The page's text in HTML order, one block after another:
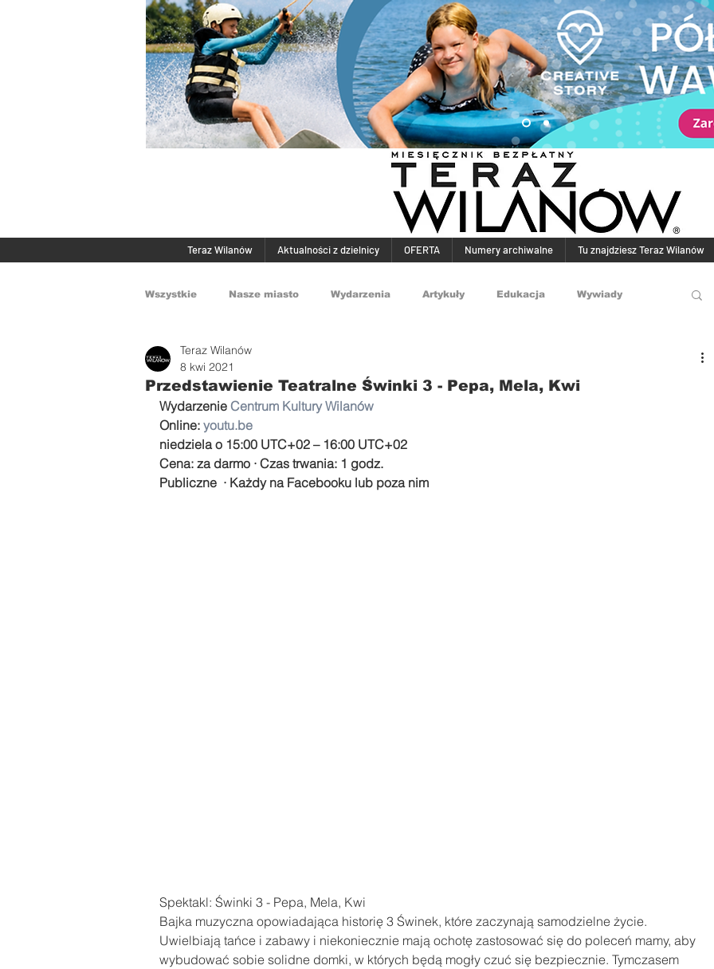
Teraz Wilanów Aktualności z dzielnicy OFERTA Numery archiwalne Tu znajdziesz Teraz Wilanów
Wszystkie Nasze miasto Wydarzenia Artykuły Edukacja Wywiady
Zdrowie i uroda
Przedstawienie Teatralne Świnki 3 - Pepa, Mela, Kwi
Teraz Wilanów
8 kwi 2021
Wydarzenie Centrum Kultury Wilanów
Online: youtu.be
niedziela o 15:00 UTC+02 – 16:00 UTC+02
Cena: za darmo · Czas trwania: 1 godz.
Publiczne  · Każdy na Facebooku lub poza nim
Spektakl: Świnki 3 - Pepa, Mela, Kwi
Bajka muzyczna opowiadająca historię 3 Świnek, które zaczynają samodzielne życie.
Uwielbiają tańce i zabawy i niekoniecznie mają ochotę zastosować się do poleceń mamy, aby
wybudować sobie solidne domki, w których będą mogły czuć się bezpiecznie. Tymczasem